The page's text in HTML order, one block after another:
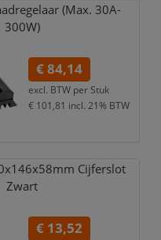
(Max. 30A-
300W)
€ 84,14
excl. BTW per Stuk
€ 101,81 incl. 21% BTW
Cijferslot
Zwart
€ 13,52